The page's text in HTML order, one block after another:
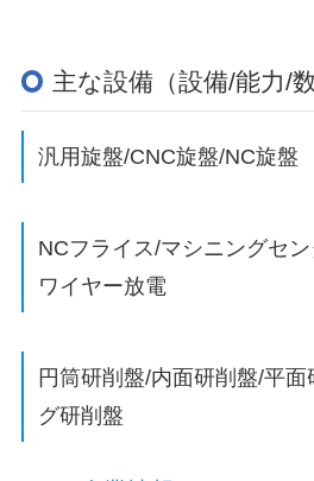
主な設備（設備/能力/数
汎用旋盤/CNC旋盤/NC旋盤
NCフライス/マシニングセ
ワイヤー放電
円筒研削盤/内面研削盤/平
グ研削盤